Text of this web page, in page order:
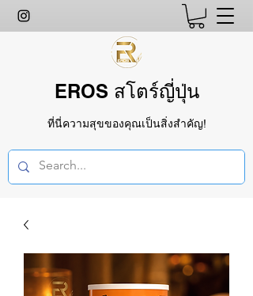
EROS สโตร์ญี่ปุ่น
ที่นี่ความสุขของคุณเป็นสิ่งสำคัญ!